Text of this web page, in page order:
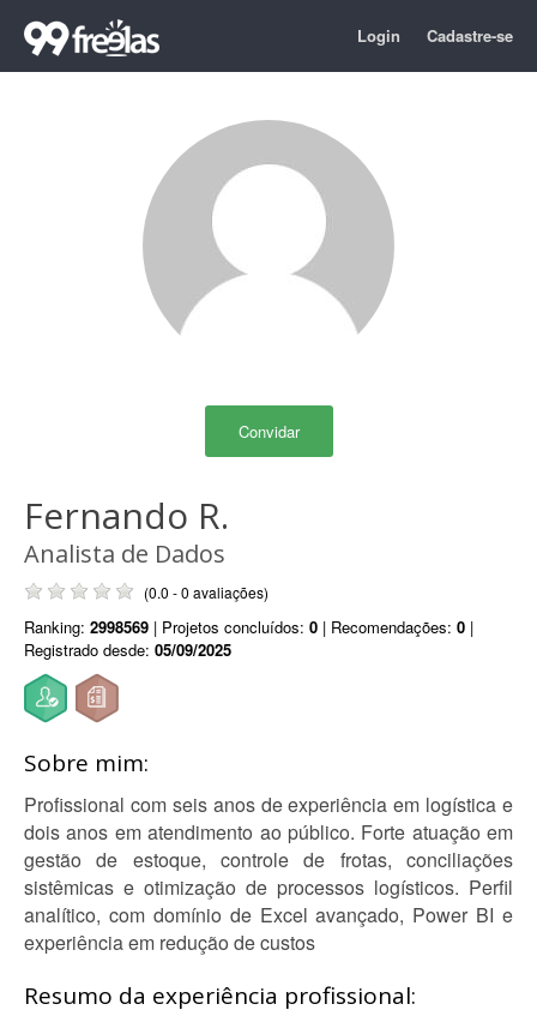
Login Cadastre-se
Convidar
Fernando R.
Analista de Dados
(0.0 - 0 avaliações)
Ranking: 2998569 | Projetos concluídos: 0 | Recomendações: 0 |
Registrado desde: 05/09/2025
Sobre mim:
Profissional com seis anos de experiência em logística e
dois anos em atendimento ao público. Forte atuação em
gestão de estoque, controle de frotas, conciliações
sistêmicas e otimização de processos logísticos. Perfil
analítico, com domínio de Excel avançado, Power BI e
experiência em redução de custos
Resumo da experiência profissional: